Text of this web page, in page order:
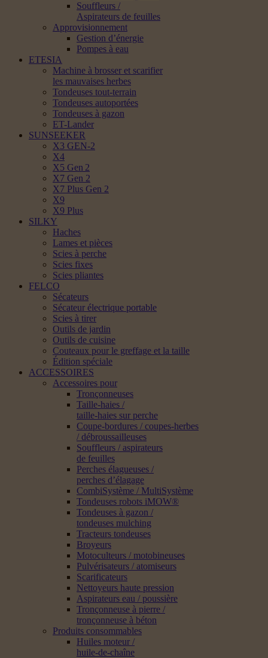
Souffleurs /
Aspirateurs de feuilles
Approvisionnement
Gestion d’énergie
Pompes à eau
ETESIA
Machine à brosser et scarifier
les mauvaises herbes
Tondeuses tout-terrain
Tondeuses autoportées
Tondeuses à gazon
ET-Lander
SUNSEEKER
X3 GEN-2
X4
X5 Gen 2
X7 Gen 2
X7 Plus Gen 2
X9
X9 Plus
SILKY
Haches
Lames et pièces
Scies à perche
Scies fixes
Scies pliantes
FELCO
Sécateurs
Sécateur électrique portable
Scies à tirer
Outils de jardin
Outils de cuisine
Couteaux pour le greffage et la taille
Édition spéciale
ACCESSOIRES
Accessoires pour
Tronçonneuses
Taille-haies /
taille-haies sur perche
Coupe-bordures / coupes-herbes
/ débroussailleuses
Souffleurs / aspirateurs
de feuilles
Perches élagueuses /
perches d’élagage
CombiSystème / MultiSystème
Tondeuses robots iMOW®
Tondeuses à gazon /
tondeuses mulching
Tracteurs tondeuses
Broyeurs
Motoculteurs / motobineuses
Pulvérisateurs / atomiseurs
Scarificateurs
Nettoyeurs haute pression
Aspirateurs eau / poussière
Tronçonneuse à pierre /
tronçonneuse à béton
Produits consommables
Huiles moteur /
huile-de-chaîne